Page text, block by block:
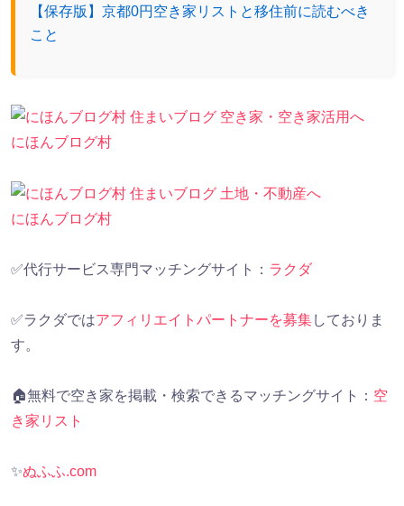
【保存版】京都0円空き家リストと移住前に読むべき
こと
にほんブログ村
にほんブログ村
✅代行サービス専門マッチングサイト： ラクダ
✅ラクダではアフィリエイトパートナーを募集しておりま
す。
🏠無料で空き家を掲載・検索できるマッチングサイト： 空
き家リスト
✨ぬふふ.com